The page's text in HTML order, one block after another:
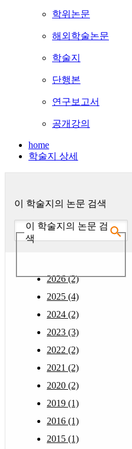
학위논문
해외학술논문
학술지
단행본
연구보고서
공개강의
home
학술지 상세
이 학술지의 논문 검색
이 학술지의 논문 검
색
2026 (2)
2025 (4)
2024 (2)
2023 (3)
2022 (2)
2021 (2)
2020 (2)
2019 (1)
2016 (1)
2015 (1)